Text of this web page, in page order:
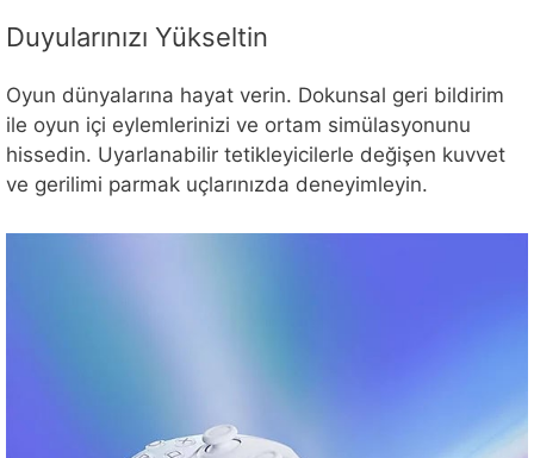
Duyularınızı Yükseltin
Oyun dünyalarına hayat verin. Dokunsal geri bildirim
ile oyun içi eylemlerinizi ve ortam simülasyonunu
hissedin. Uyarlanabilir tetikleyicilerle değişen kuvvet
ve gerilimi parmak uçlarınızda deneyimleyin.